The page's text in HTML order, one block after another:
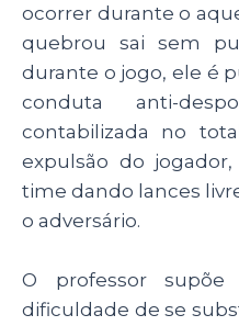
ocorrer durante o
quebrou sai sem
durante o jogo, ele é
conduta anti-
contabilizada no
expulsão do
time dando lances
o adversário.
O professor
dificuldade de se